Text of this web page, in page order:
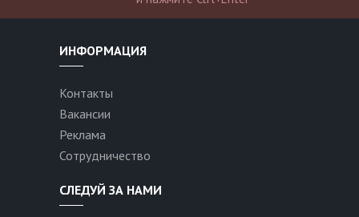
ИНФОРМАЦИЯ
Контакты
Вакансии
Реклама
Сотрудничество
СЛЕДУЙ ЗА НАМИ